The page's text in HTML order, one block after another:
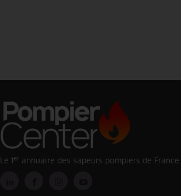
Le 1er annuaire des sapeurs pompiers de France.